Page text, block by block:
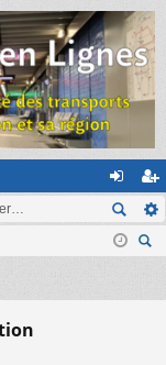
on
ne
ns
cri